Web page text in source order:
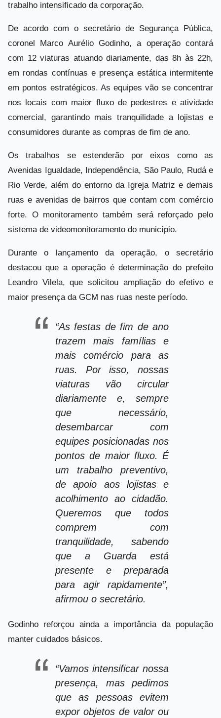
trabalho intensificado da corporação.
De acordo com o secretário de Segurança Pública,
coronel Marco Aurélio Godinho, a operação contará
com 12 viaturas atuando diariamente, das 8h às 22h,
em rondas contínuas e presença estática intermitente
em pontos estratégicos. As equipes vão se concentrar
nos locais com maior fluxo de pedestres e atividade
comercial, garantindo mais tranquilidade a lojistas e
consumidores durante as compras de fim de ano.
Os trabalhos se estenderão por eixos como as
Avenidas Igualdade, Independência, São Paulo, Rudá e
Rio Verde, além do entorno da Igreja Matriz e demais
ruas e avenidas de bairros que contam com comércio
forte. O monitoramento também será reforçado pelo
sistema de videomonitoramento do município.
Durante o lançamento da operação, o secretário
destacou que a operação é determinação do prefeito
Leandro Vilela, que solicitou ampliação do efetivo e
maior presença da GCM nas ruas neste período.
“As festas de fim de ano
trazem mais famílias e
mais comércio para as
ruas. Por isso, nossas
viaturas vão circular
diariamente e, sempre
que necessário,
desembarcar com
equipes posicionadas nos
pontos de maior fluxo. É
um trabalho preventivo,
de apoio aos lojistas e
acolhimento ao cidadão.
Queremos que todos
comprem com
tranquilidade, sabendo
que a Guarda está
presente e preparada
para agir rapidamente”,
afirmou o secretário.
Godinho reforçou ainda a importância da população
manter cuidados básicos.
“Vamos intensificar nossa
presença, mas pedimos
que as pessoas evitem
expor objetos de valor ou